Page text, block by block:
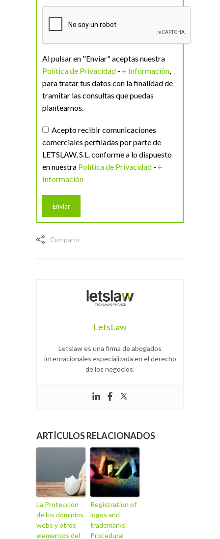
Al pulsar en "Enviar" aceptas nuestra
Política de Privacidad - + Información,
para tratar tus datos con la finalidad de
tramitar las consultas que puedas
plantearnos.
Acepto recibir comunicaciones
comerciales perfiladas por parte de
LETSLAW, S.L. conforme a lo dispuesto
en nuestra Política de Privacidad - +
Información
Compartir
LetsLaw
Letslaw es una firma de abogados
internacionales especializada en el derecho
de los negocios.
ARTÍCULOS RELACIONADOS
La Protección
de los dominios,
webs y otros
elementos del
Registration of
logos and
trademarks:
Procedural